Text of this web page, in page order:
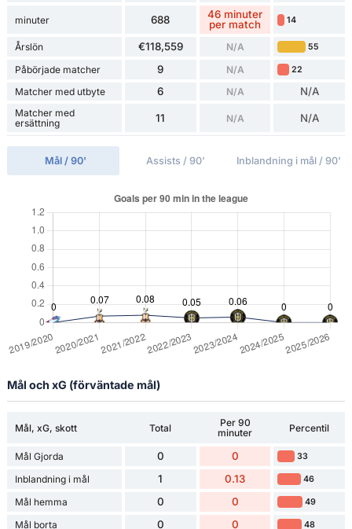
minuter 688
46 minuter
per match
14
Årslön €118,559 N/A 55
Påbörjade matcher 9 N/A 22
Matcher med utbyte 6 N/A N/A
Matcher med
ersättning
11 N/A N/A
Mål / 90' Assists / 90' Inblandning i mål / 90'
Mål och xG (förväntade mål)
Mål, xG, skott Total
Per 90
minuter
Percentil
Mål Gjorda 0 0 33
Inblandning i mål 1 0.13 46
Mål hemma 0 0 49
Mål borta 0 0 48